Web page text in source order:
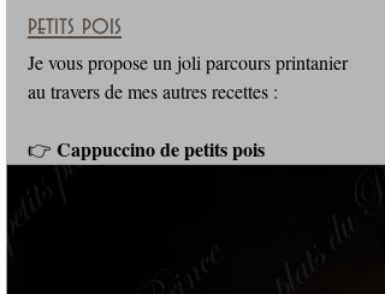
petits pois
Je vous propose un joli parcours printanier
au travers de mes autres recettes :
👉 Cappuccino de petits pois